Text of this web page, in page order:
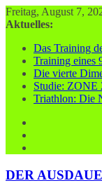
Zum
Inhalt
Freitag, August 7,
Aktuelles:
Das Training
Training eines
Die vierte
Studie: ZONE
Triathlon: Die
DER